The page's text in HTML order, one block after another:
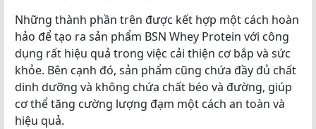
Những thành phần trên được kết hợp một cách hoàn
hảo để tạo ra sản phẩm BSN Whey Protein với công
dụng rất hiệu quả trong việc cải thiện cơ bắp và sức
khỏe. Bên cạnh đó, sản phẩm cũng chứa đầy đủ chất
dinh dưỡng và không chứa chất béo và đường, giúp
cơ thể tăng cường lượng đạm một cách an toàn và
hiệu quả.